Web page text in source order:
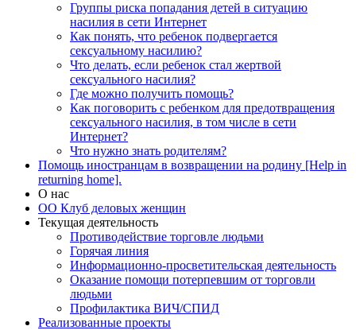
Группы риска попадания детей в ситуацию
насилия в сети Интернет
Как понять, что ребенок подвергается
сексуальному насилию?
Что делать, если ребенок стал жертвой
сексуального насилия?
Где можно получить помощь?
Как поговорить с ребенком для предотвращения
сексуального насилия, в том числе в сети
Интернет?
Что нужно знать родителям?
Помощь иностранцам в возвращении на родину [Help in
returning home].
О нас
ОО Клуб деловых женщин
Текущая деятельность
Противодействие торговле людьми
Горячая линия
Информационно-просветительская деятельность
Оказание помощи потерпевшим от торговли
людьми
Профилактика ВИЧ/СПИД
Реализованные проекты